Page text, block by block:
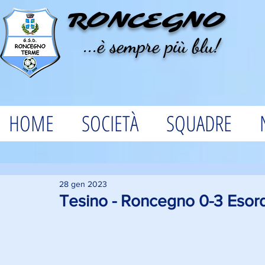
RONCEGNO
...è sempre più blu!
HOME SOCIETÀ SQUADRE
Tesino - Roncegno 0-3
28 gen 2023